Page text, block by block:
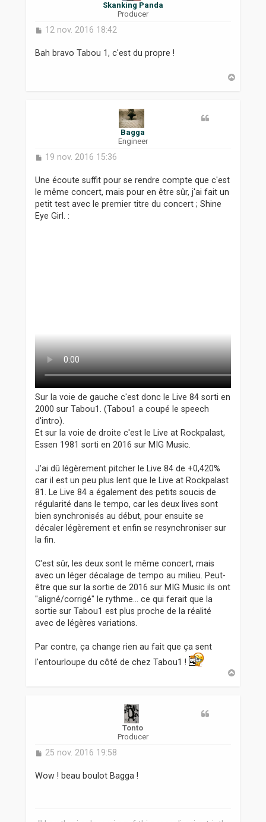
Skanking Panda
Producer
M
s
12 nov. 2016 18:42
Bah bravo Tabou 1, c'est du propre !
Bagga
Engineer
M
s
a
g
e
19 nov. 2016 15:36
Une écoute suffit pour se rendre compte que c'est
le même concert, mais pour en être sûr, j'ai fait un
petit test avec le premier titre du concert ; Shine
Eye Girl. :
Sur la voie de gauche c'est donc le Live 84 sorti en
2000 sur Tabou1. (Tabou1 a coupé le speech
d'intro).
Et sur la voie de droite c'est le Live at Rockpalast,
Essen 1981 sorti en 2016 sur MIG Music.
J'ai dû légèrement pitcher le Live 84 de +0,420%
car il est un peu plus lent que le Live at Rockpalast
81. Le Live 84 a également des petits soucis de
régularité dans le tempo, car les deux lives sont
bien synchronisés au début, pour ensuite se
décaler légèrement et enfin se resynchroniser sur
la fin.
C'est sûr, les deux sont le même concert, mais
avec un léger décalage de tempo au milieu. Peut-
être que sur la sortie de 2016 sur MIG Music ils ont
"aligné/corrigé" le rythme... ce qui ferait que la
sortie sur Tabou1 est plus proche de la réalité
avec de légères variations.
Par contre, ça change rien au fait que ça sent
l'entourloupe du côté de chez Tabou1 !
Tonto
Producer
M
s
25 nov. 2016 19:58
Wow ! beau boulot Bagga !